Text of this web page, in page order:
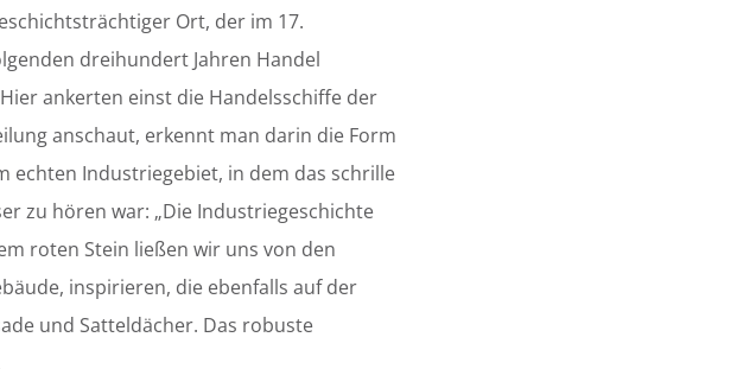
Ort, der im 17.
dreihundert Jahren Handel
ankerten einst die Handelsschiffe der
anschaut, erkennt man darin die Form
echten Industriegebiet, in dem das schrille
zu hören war: „Die Industriegeschichte
roten Stein ließen wir uns von den
inspirieren, die ebenfalls auf der
und Satteldächer. Das robuste